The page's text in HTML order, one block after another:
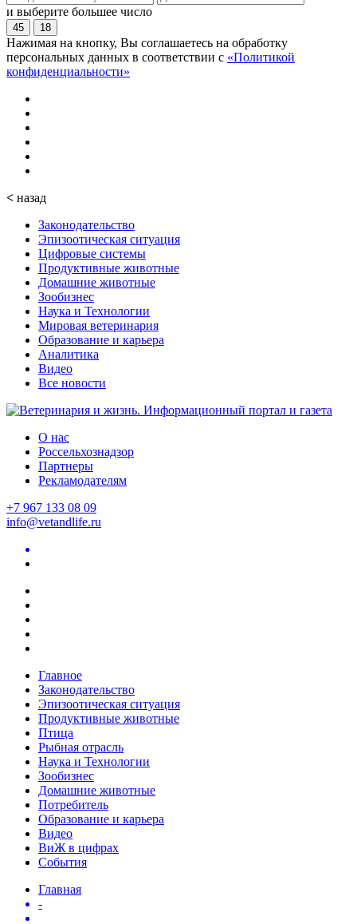
и выберите большее число
45 18
Нажимая на кнопку, Вы соглашаетесь на обработку
персональных данных в соответствии с «Политикой
конфиденциальности»
< назад
Законодательство
Эпизоотическая ситуация
Цифровые системы
Продуктивные животные
Домашние животные
Зообизнес
Наука и Технологии
Мировая ветеринария
Образование и карьера
Аналитика
Видео
Все новости
О нас
Россельхознадзор
Партнеры
Рекламодателям
+7 967 133 08 09
info@vetandlife.ru
Главное
Законодательство
Эпизоотическая ситуация
Продуктивные животные
Птица
Рыбная отрасль
Наука и Технологии
Зообизнес
Домашние животные
Потребитель
Образование и карьера
Видео
ВиЖ в цифрах
События
Главная
-